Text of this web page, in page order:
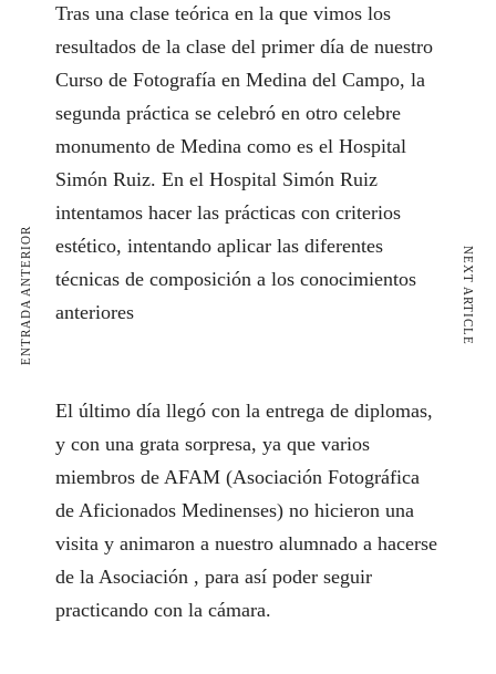
Tras una clase teórica en la que vimos los
resultados de la clase del primer día de nuestro
Curso de Fotografía en Medina del Campo, la
segunda práctica se celebró en otro celebre
monumento de Medina como es el Hospital
Simón Ruiz. En el Hospital Simón Ruiz
intentamos hacer las prácticas con criterios
estético, intentando aplicar las diferentes
técnicas de composición a los conocimientos
anteriores
El último día llegó con la entrega de diplomas,
y con una grata sorpresa, ya que varios
miembros de AFAM (Asociación Fotográfica
de Aficionados Medinenses) no hicieron una
visita y animaron a nuestro alumnado a hacerse
de la Asociación , para así poder seguir
practicando con la cámara.
ENTRADA ANTERIOR NEXT ARTICLE